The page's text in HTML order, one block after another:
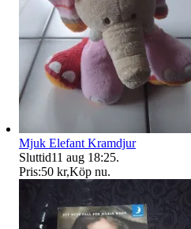
Mjuk Elefant Kramdjur
Sluttid11 aug 18:25.
Pris:50 kr,Köp nu.